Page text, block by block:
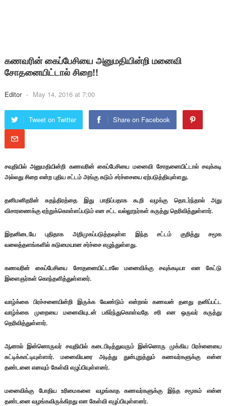
கணவரின் கைப்பேசியை அனுமதியின்றி மனைவி
சோதனையிட்டால் சிறை!!
Editor - May 14, 2016 at 7:00
Tweet on Twitter Share on Facebook
சவுதியில் அனுமதியின்றி கணவரின் கைப்பேசியை மனைவி சோதனையிட்டால் சவுக்கடி
அல்லது சிறை என்ற புதிய சட்டம் அங்கு கடும் சர்ச்சையை ஏற்படுத்தியுள்ளது.
தனிமனிதரின் சுதந்திரத்தை இது பாதிப்பதாக கூறி வழக்கு தொடர்ந்தால் அது
விசாரணைக்கு ஏற்றுக்கொள்ளப்படும் என சட்ட வல்லூநர்கள் கருத்து தெரிவித்துள்ளார்.
இதனிடையே புதிதாக அறிமுகப்படுத்தவுள்ள இந்த சட்டம் குறித்து சமூக
வலைத்தளங்களில் கடுமையான சர்ச்சை எழுந்துள்ளது.
கணவரின் கைப்பேசியை சோதனையிட்டாலே மனைவிக்கு சவுக்கடியா என கேட்டு
இளைஞர்கள் கொந்தளித்துள்ளனர்.
வாழ்க்கை பிரச்சனையின்றி இருக்க வேண்டும் என்றால் கணவன் தனது தனிப்பட்ட
வாழ்க்கை முறையை மனைவியுடன் பகிர்ந்துகொள்வதே சரி என ஒருவர் கருத்து
தெரிவித்துள்ளார்.
ஆனால் இன்னொருவர் சவுதியில் கடைபிடித்துவரும் இன்னொரு முக்கிய பிரச்னையை
சுட்டிக்காட்டியுள்ளார். மனைவியரை அடித்து துன்புறுத்தும் கணவர்களுக்கு என்ன
தண்டனை எனவும் கேள்வி எழுப்பியுள்ளனர்.
மனைவிக்கு போதிய உரிமைகளை வழங்காத கணவர்களுக்கு இந்த சமூகம் என்ன
தண்டனை வழங்கவிருக்கிறது என கேள்வி எழுப்பியுள்ளனர்.